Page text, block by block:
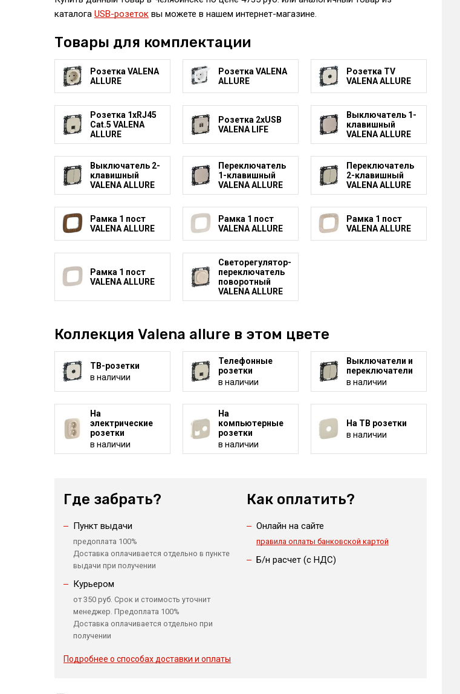
каталога USB-розеток вы можете в нашем интернет-магазине.
Товары для комплектации
Розетка VALENA
ALLURE
Розетка VALENA
ALLURE
Розетка TV
VALENA ALLURE
Розетка 1xRJ45
Cat.5 VALENA
ALLURE
Розетка 2xUSB
VALENA LIFE
Выключатель 1-
клавишный
VALENA ALLURE
Выключатель 2-
клавишный
VALENA ALLURE
Переключатель
1-клавишный
VALENA ALLURE
Переключатель
2-клавишный
VALENA ALLURE
Рамка 1 пост
VALENA ALLURE
Рамка 1 пост
VALENA ALLURE
Рамка 1 пост
VALENA ALLURE
Рамка 1 пост
VALENA ALLURE
Светорегулятор-
переключатель
поворотный
VALENA ALLURE
Коллекция Valena allure в этом цвете
ТВ-розетки
в наличии
Телефонные
розетки
в наличии
Выключатели и
переключатели
в наличии
На
электрические
розетки
в наличии
На
компьютерные
розетки
в наличии
На ТВ розетки
в наличии
Где забрать?
Пункт выдачи
предоплата 100%
Доставка оплачивается отдельно в пункте
выдачи при получении
Курьером
от 350 руб. Срок и стоимость уточнит
менеджер. Предоплата 100%
Доставка оплачивается отдельно при
получении
Подробнее о способах доставки и оплаты
Как оплатить?
Онлайн на сайте
правила оплаты банковской картой
Б/н расчет (c НДС)